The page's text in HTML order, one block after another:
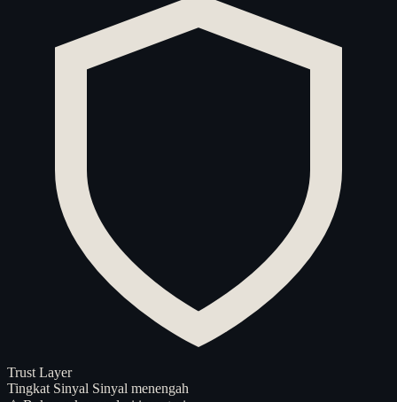
Trust Layer
Tingkat Sinyal Sinyal menengah